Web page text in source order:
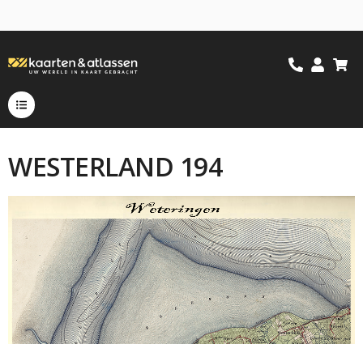
WESTERLAND 194